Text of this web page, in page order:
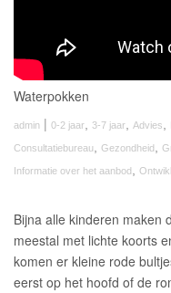
Waterpokken
admin | 0-2 jaar 3-7 jaar Advies
Consultatiebureau Gezondheid
Informatie over het aanbod
Bijna alle kinderen maken
meestal met lichte koorts
komen er kleine rode
eerst op het hoofd of de